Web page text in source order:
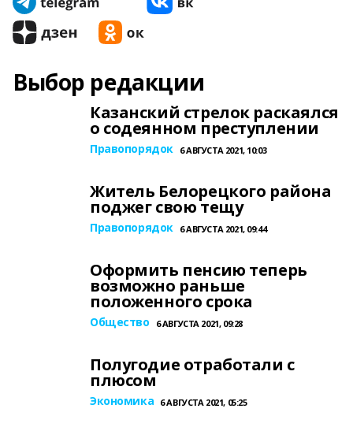
Выбор редакции
Казанский стрелок раскаялся
о содеянном преступлении
Правопорядок 6 АВГУСТА 2021, 10:03
Житель Белорецкого района
поджег свою тещу
Правопорядок 6 АВГУСТА 2021, 09:44
Оформить пенсию теперь
возможно раньше
положенного срока
Общество 6 АВГУСТА 2021, 09:28
Полугодие отработали с
плюсом
Экономика 6 АВГУСТА 2021, 05:25